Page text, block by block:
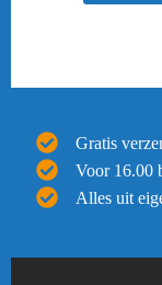
Gratis
Voor 16.00
Alles uit